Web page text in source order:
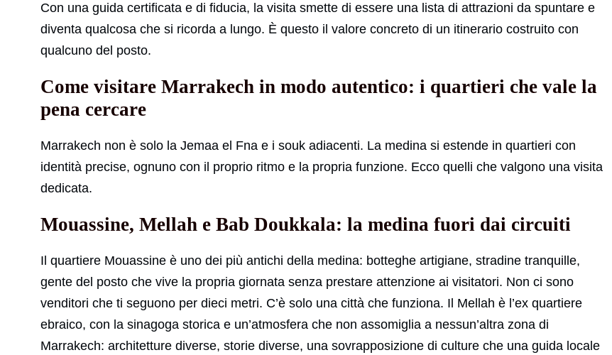
Con una guida certificata e di fiducia, la visita smette di essere una lista di attrazioni da spuntare e
diventa qualcosa che si ricorda a lungo. È questo il valore concreto di un itinerario costruito con
qualcuno del posto.
Come visitare Marrakech in modo autentico: i quartieri che vale la
pena cercare
Marrakech non è solo la Jemaa el Fna e i souk adiacenti. La medina si estende in quartieri con
identità precise, ognuno con il proprio ritmo e la propria funzione. Ecco quelli che valgono una visita
dedicata.
Mouassine, Mellah e Bab Doukkala: la medina fuori dai circuiti
Il quartiere Mouassine è uno dei più antichi della medina: botteghe artigiane, stradine tranquille,
gente del posto che vive la propria giornata senza prestare attenzione ai visitatori. Non ci sono
venditori che ti seguono per dieci metri. C’è solo una città che funziona. Il Mellah è l’ex quartiere
ebraico, con la sinagoga storica e un’atmosfera che non assomiglia a nessun’altra zona di
Marrakech: architetture diverse, storie diverse, una sovrapposizione di culture che una guida locale